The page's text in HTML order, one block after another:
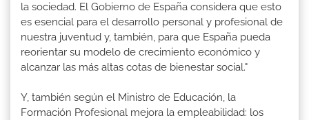
la sociedad. El Gobierno de España considera que esto
es esencial para el desarrollo personal y profesional de
nuestra juventud y, también, para que España pueda
reorientar su modelo de crecimiento económico y
alcanzar las más altas cotas de bienestar social."
Y, también según el Ministro de Educación, la
Formación Profesional mejora la empleabilidad: los